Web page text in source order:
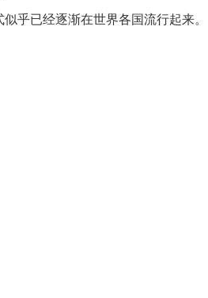
乎已经逐渐在世界各国流行起来。